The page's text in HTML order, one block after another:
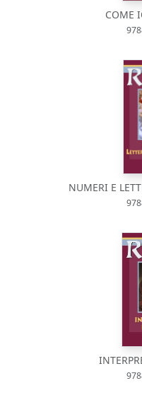
COME
NUMERI E